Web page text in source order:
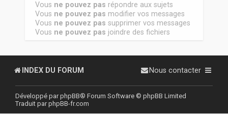
Vous ne pouvez pas répondre aux sujets
Vous ne pouvez pas modifier vos messages
Vous ne pouvez pas supprimer vos messages
Vous ne pouvez pas joindre des fichiers
INDEX DU FORUM Nous contacter
Développé parphpBB® Forum Software © phpBB Limited
Traduit parphpBB-fr.com